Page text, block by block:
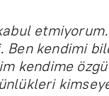
Ben kendimi
kendime